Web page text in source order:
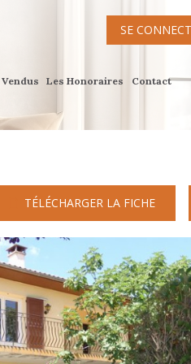
SE
Les Honoraires Contact
TÉLÉCHARGER LA FICHE